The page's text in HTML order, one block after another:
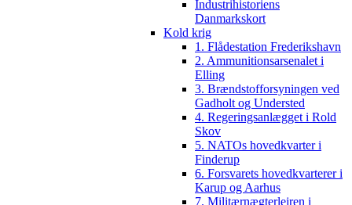
Industrihistoriens
Danmarkskort
Kold krig
1. Flådestation Frederikshavn
2. Ammunitionsarsenalet i
Elling
3. Brændstofforsyningen ved
Gadholt og Understed
4. Regeringsanlægget i Rold
Skov
5. NATOs hovedkvarter i
Finderup
6. Forsvarets hovedkvarterer i
Karup og Aarhus
7. Militærnægterlejren i